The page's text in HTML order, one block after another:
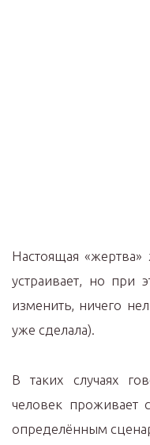
Настоящая
устраивает, но при
изменить, ничего
уже сделала).
В таких случаях
человек проживает
определённым